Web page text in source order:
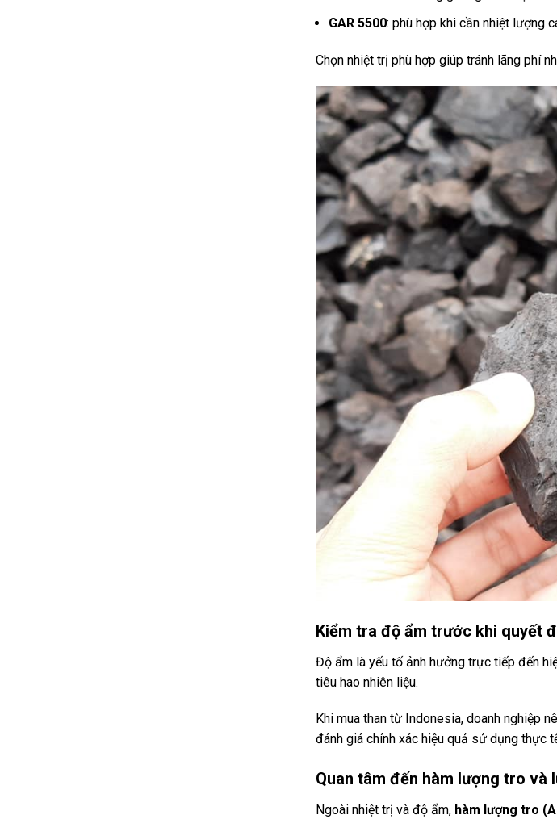
GAR 5500: phù hợp khi cần nhiệt lượng
Chọn nhiệt trị phù hợp giúp tránh lãng phí
Kiểm tra độ ẩm trước khi quyết
Độ ẩm là yếu tố ảnh hưởng trực tiếp đến
tiêu hao nhiên liệu.
Khi mua than từ Indonesia, doanh nghiệp
đánh giá chính xác hiệu quả sử dụng thực
Quan tâm đến hàm lượng tro và
Ngoài nhiệt trị và độ ẩm, hàm lượng tro